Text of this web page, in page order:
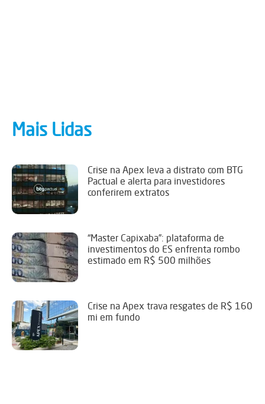
Mais Lidas
Crise na Apex leva a distrato com BTG
Pactual e alerta para investidores
conferirem extratos
“Master Capixaba”: plataforma de
investimentos do ES enfrenta rombo
estimado em R$ 500 milhões
Crise na Apex trava resgates de R$ 160
mi em fundo